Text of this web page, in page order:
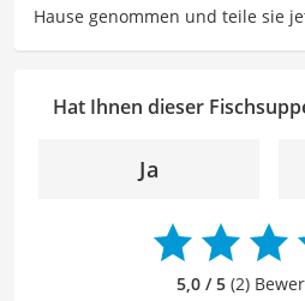
Hause genommen und teile sie
Rezepte und die Vielfalt der
Ernährung auseinanderzusetzen,
Geschmackserlebnisse zu
gesunde als auch genussvolle
Lebensmitteln zu entwickeln.
ich Leser dazu anregen, Essen
Hat Ihnen dieser
Ja
5,0 / 5(2)